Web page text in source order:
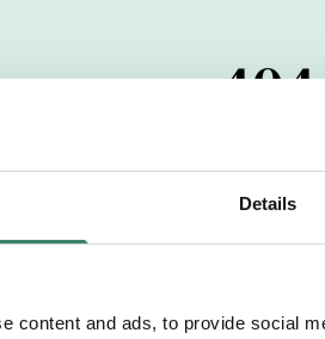
Details
content and ads, to provide social
404
har passerats. Vi
dig med mer information